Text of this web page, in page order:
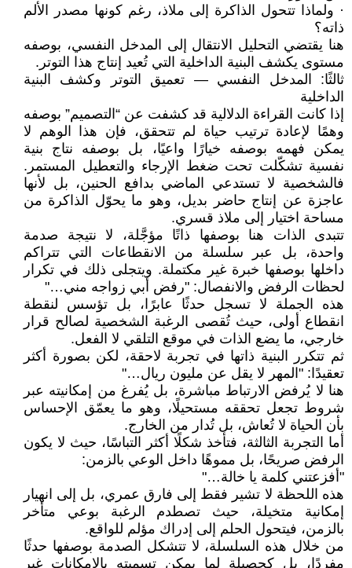
· ولماذا تتحول الذاكرة إلى ملاذ، رغم كونها مصدر الألم
ذاته؟
هنا يقتضي التحليل الانتقال إلى المدخل النفسي، بوصفه
مستوى يكشف البنية الداخلية التي تُعيد إنتاج هذا التوتر.
ثالثًا: المدخل النفسي — تعميق التوتر وكشف البنية
الداخلية
إذا كانت القراءة الدلالية قد كشفت عن “التصميم” بوصفه
وهمًا لإعادة ترتيب حياة لم تتحقق، فإن هذا الوهم لا
يمكن فهمه بوصفه خيارًا واعيًا، بل بوصفه نتاج بنية
نفسية تشكّلت تحت ضغط الإرجاء والتعطيل المستمر.
فالشخصية لا تستدعي الماضي بدافع الحنين، بل لأنها
عاجزة عن إنتاج حاضر بديل، وهو ما يحوّل الذاكرة من
مساحة اختيار إلى ملاذ قسري.
تتبدى الذات هنا بوصفها ذاتًا مؤجَّلة، لا نتيجة صدمة
واحدة، بل عبر سلسلة من الانقطاعات التي تتراكم
داخلها بوصفها خبرة غير مكتملة. ويتجلى ذلك في تكرار
لحظات الرفض والانفصال: "رفض أبي زواجه مني…"
هذه الجملة لا تسجل حدثًا عابرًا، بل تؤسس لنقطة
انقطاع أولى، حيث تُقصى الرغبة الشخصية لصالح قرار
خارجي، ما يضع الذات في موقع التلقي لا الفعل.
ثم تتكرر البنية ذاتها في تجربة لاحقة، لكن بصورة أكثر
تعقيدًا: "المهر لا يقل عن مليون ريال…"
هنا لا يُرفض الارتباط مباشرة، بل يُفرغ من إمكانيته عبر
شروط تجعل تحققه مستحيلًا، وهو ما يعمّق الإحساس
بأن الحياة لا تُعاش، بل تُدار من الخارج.
أما التجربة الثالثة، فتأخذ شكلًا أكثر التباسًا، حيث لا يكون
الرفض صريحًا، بل مموهًا داخل الوعي بالزمن:
"أفزعتني كلمة يا خالة…"
هذه اللحظة لا تشير فقط إلى فارق عمري، بل إلى انهيار
إمكانية متخيلة، حيث تصطدم الرغبة بوعي متأخر
بالزمن، فيتحول الحلم إلى إدراك مؤلم للواقع.
من خلال هذه السلسلة، لا تتشكل الصدمة بوصفها حدثًا
مفردًا، بل كحصيلة لما يمكن تسميته بالإمكانات غير